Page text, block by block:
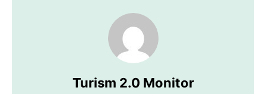
Turism 2.0 Monitor